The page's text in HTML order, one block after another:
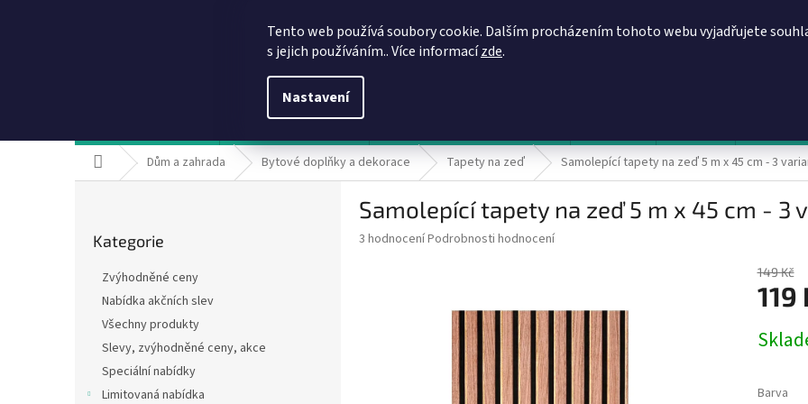
Tento web používá soubory cookie. Dalším procházením tohoto webu vyjadřujete
s jejich používáním.. Více informacízde.
Nastavení
Domů Dům a zahrada Bytové doplňky a dekorace Tapety na zeď Samolepící tapety na zeď 5 m x 45 cm - 3
kategorie
Kategorie
Zvýhodněné ceny
Nabídka akčních slev
Všechny produkty
Slevy, zvýhodněné ceny, akce
Speciální nabídky
Limitovaná nabídka
Samolepící tapety na zeď 5 m x 45 cm - 3
Průměrné
3 hodnoceníPodrobnosti hodnocení
149 Kč
119
cena:
Barva